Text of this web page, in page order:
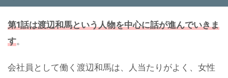
第1話は渡辺和馬という人物を中心に話が進んでいきま
す。
会社員として働く渡辺和馬は、人当たりがよく、女性